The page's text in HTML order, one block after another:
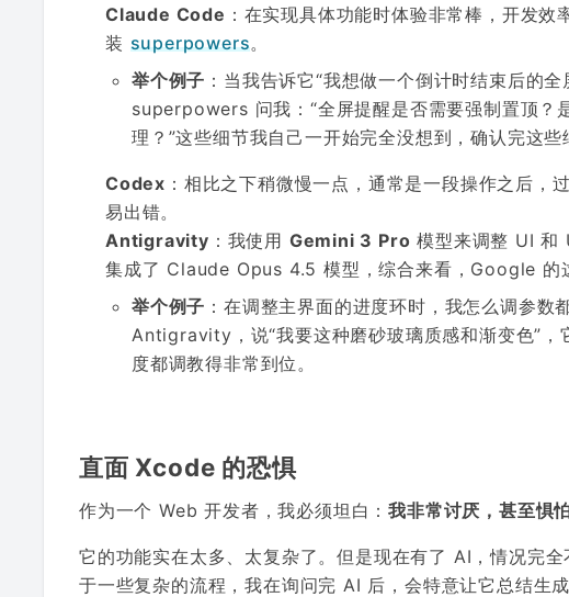
Claude Code ：在实现具体功能时体验非常棒，开发
装 superpowers。
举个例子 ：当我告诉它“我想做一个倒计时结束后的
superpowers 问我：“全屏提醒是否需要强制置顶？
理？”这些细节我自己一开始完全没想到，确认完这些
Codex ：相比之下稍微慢一点，通常是一段操作之后，
易出错。
Antigravity ：我使用 Gemini 3 Pro 模型来调整 UI 和
集成了 Claude Opus 4.5 模型，综合来看，Google 的
举个例子 ：在调整主界面的进度环时，我怎么调参
Antigravity，说“我要这种磨砂玻璃质感和渐变色”
度都调教得非常到位。
直面 Xcode 的恐惧
作为一个 Web 开发者，我必须坦白：我非常讨厌，甚至惧
它的功能实在太多、太复杂了。但是现在有了 AI，情况完
于一些复杂的流程，我在询问完 AI 后，会特意让它总结生